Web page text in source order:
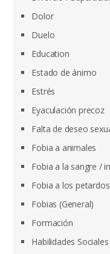
Dolor
Duelo
Education
Estado de ánimo
Estrés
Eyaculación precoz
Falta de deseo
Fobia a animales
Fobia a la sangre /
Fobia a los petardos
Fobias (General)
Formación
Habilidades Sociales